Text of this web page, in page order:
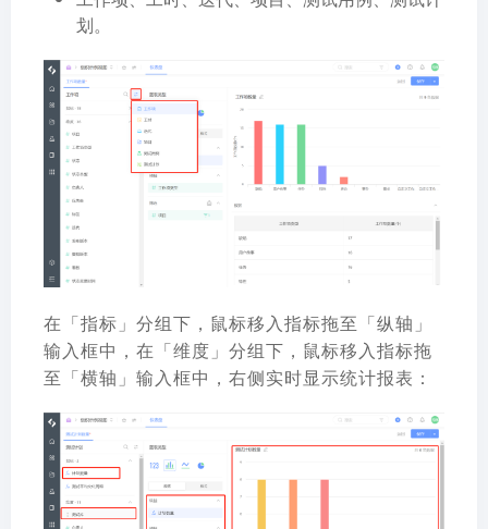
划。
在「指标」分组下，鼠标移入指标拖至「纵轴」
输入框中，在「维度」分组下，鼠标移入指标拖
至「横轴」输入框中，右侧实时显示统计报表：